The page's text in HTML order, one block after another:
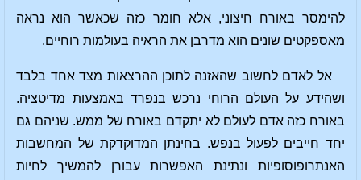
להימסר באורח חיצוני, אלא חומר כזה שכאשר הוא נראה
מאספקטים שונים הוא מדרבן את הראיה בעולמות רוחיים.
אל לאדם לחשוב שהאזנה לתוכן ההרצאות מצד אחד בלבד
ושהידע על העולם הרוחי נרכש בנפרד באמצעות מדיטציה.
באורח כזה אדם לעולם לא יתקדם באורח של ממש. שניהם גם
יחד חייבים לפעול בנפש. בחינתן המדוקדקת של המחשבות
האנתרופוסופיות ונתינת האפשרות עבורן להמשיך לחיות